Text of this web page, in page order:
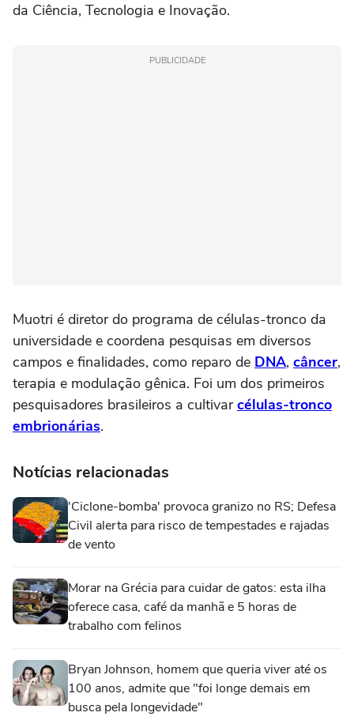
da Ciência, Tecnologia e Inovação.
PUBLICIDADE
Muotri é diretor do programa de células-tronco da
universidade e coordena pesquisas em diversos
campos e finalidades, como reparo de DNA, câncer,
terapia e modulação gênica. Foi um dos primeiros
pesquisadores brasileiros a cultivarcélulas-tronco
embrionárias.
Notícias relacionadas
'Ciclone-bomba' provoca granizo no RS; Defesa
Civil alerta para risco de tempestades e rajadas
de vento
Morar na Grécia para cuidar de gatos: esta ilha
oferece casa, café da manhã e 5 horas de
trabalho com felinos
Bryan Johnson, homem que queria viver até os
100 anos, admite que "foi longe demais em
busca pela longevidade"